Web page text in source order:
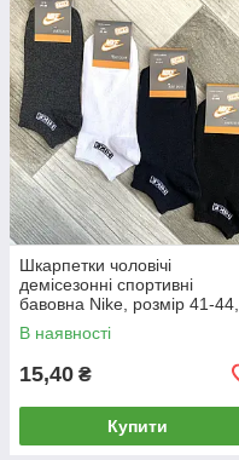
Шкарпетки чоловічі
демісезонні спортивні
бавовна Nike, розмір 41-44,
короткі, асорті, 05002
В наявності
15,40 ₴
Купити